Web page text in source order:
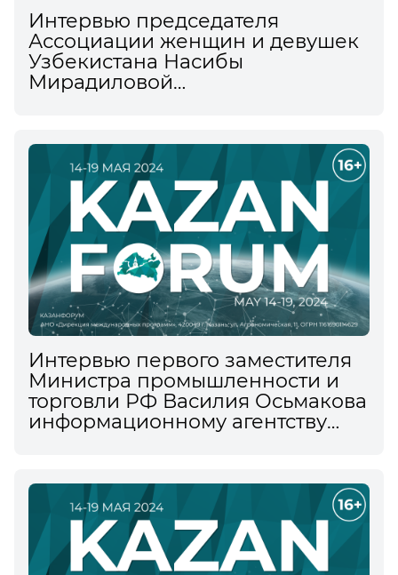
Интервью председателя
Ассоциации женщин и девушек
Узбекистана Насибы
Мирадиловой
экономическом форуме
Интервью первого заместителя
Министра промышленности и
торговли РФ Василия Осьмакова
информационному агентству